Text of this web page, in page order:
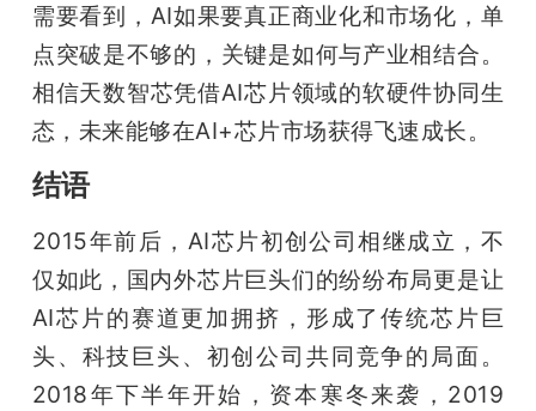
需要看到，AI如果要真正商业化和市场化，单
点突破是不够的，关键是如何与产业相结合。
相信天数智芯凭借AI芯片领域的软硬件协同生
态，未来能够在AI+芯片市场获得飞速成长。
结语
2015年前后，AI芯片初创公司相继成立，不
仅如此，国内外芯片巨头们的纷纷布局更是让
AI芯片的赛道更加拥挤，形成了传统芯片巨
头、科技巨头、初创公司共同竞争的局面。
2018年下半年开始，资本寒冬来袭，2019